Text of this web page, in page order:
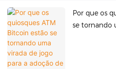
Por que os
se tornando